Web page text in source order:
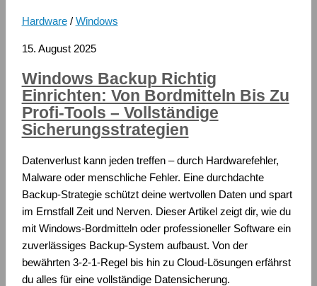
Hardware/ Windows
15. August 2025
Windows Backup Richtig
Einrichten: Von Bordmitteln Bis Zu
Profi-Tools – Vollständige
Sicherungsstrategien
Datenverlust kann jeden treffen – durch Hardwarefehler,
Malware oder menschliche Fehler. Eine durchdachte
Backup-Strategie schützt deine wertvollen Daten und spart
im Ernstfall Zeit und Nerven. Dieser Artikel zeigt dir, wie du
mit Windows-Bordmitteln oder professioneller Software ein
zuverlässiges Backup-System aufbaust. Von der
bewährten 3-2-1-Regel bis hin zu Cloud-Lösungen erfährst
du alles für eine vollständige Datensicherung.